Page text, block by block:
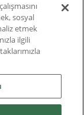
Klavuzu
sosyal
etmek
ilgili